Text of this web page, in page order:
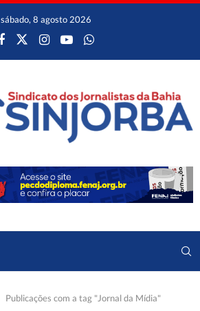
sábado, 8 agosto 2026
Publicações com a tag "Jornal da Mídia"